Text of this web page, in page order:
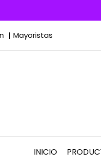
Mayoristas
INICIO